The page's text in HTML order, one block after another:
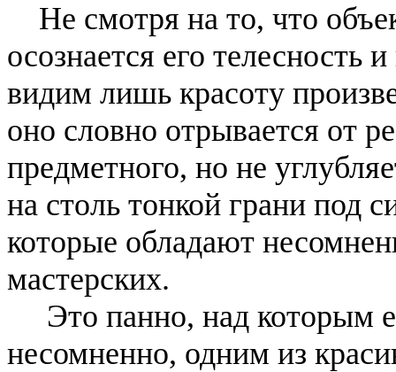
Не смотря на то, что
осознается его телесность
видим лишь красоту
оно словно отрывается от
предметного, но не
на столь тонкой грани под
которые обладают
мастерских.
Это панно, над которым
несомненно, одним из